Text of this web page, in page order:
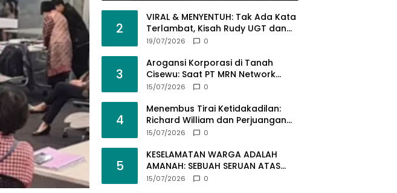
2
VIRAL & MENYENTUH: Tak Ada Kata
Terlambat, Kisah Rudy UGT dan
Misi Membangun SDM Bangsa
19/07/2026 0
3
Arogansi Korporasi di Tanah
Cisewu: Saat PT MRN Network
Global Mengabaikan Adab dan
15/07/2026 0
4
Menembus Tirai Ketidakadilan:
Richard William dan Perjuangan
Konstitusional Advokat dalam
15/07/2026 0
5
KESELAMATAN WARGA ADALAH
AMANAH: SEBUAH SERUAN ATAS
SEMRAWUTNYA KABEL UTILITAS
15/07/2026 0